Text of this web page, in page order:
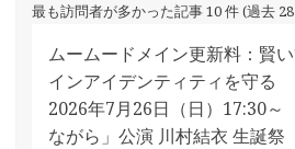
最も訪問者が多かった記事 10 件 (過去
ムームードメイン更新料：賢
インアイデンティティを守る
2026年7月26日（日）17:30～
ながら」公演 川村結衣 生誕祭